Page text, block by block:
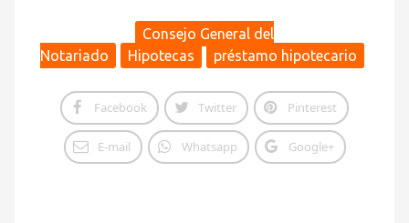
Consejo General del
Notariado
Hipotecas préstamo hipotecario
Facebook Twitter Pinterest
E-mail Whatsapp Google+